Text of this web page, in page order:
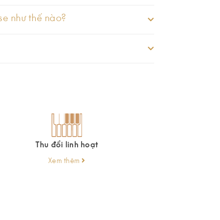
Piano phát triển, nghiên cứu và sản xuất bàn
như thế nào?
Thu đổi linh hoạt
Xem thêm